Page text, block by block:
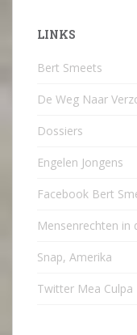
LINKS
Bert Smeets
De Weg Naar
Dossiers
Engelen Jongens
Facebook Bert
Mensenrechten in
Snap, Amerika
Twitter Mea Culpa